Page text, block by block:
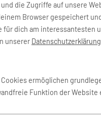
(Somalia)
die Zugriffe auf unsere
Browser gespeichert
für dich am interessantesten
unserer Datenschutzerklärung
Cookies ermöglichen
Funktion der Website